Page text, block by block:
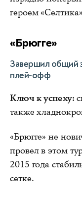
героем
«Брюгге»
Завершил общий
плей-офф
Ключ к успеху:
также
«Брюгге» не
провел в этом
2015 года
сетке.